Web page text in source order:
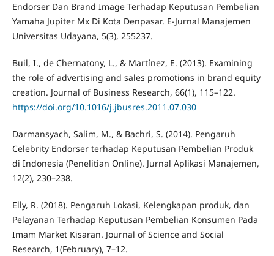
Endorser Dan Brand Image Terhadap Keputusan Pembelian
Yamaha Jupiter Mx Di Kota Denpasar. E-Jurnal Manajemen
Universitas Udayana, 5(3), 255237.
Buil, I., de Chernatony, L., & Martínez, E. (2013). Examining
the role of advertising and sales promotions in brand equity
creation. Journal of Business Research, 66(1), 115–122.
https://doi.org/10.1016/j.jbusres.2011.07.030
Darmansyach, Salim, M., & Bachri, S. (2014). Pengaruh
Celebrity Endorser terhadap Keputusan Pembelian Produk
di Indonesia (Penelitian Online). Jurnal Aplikasi Manajemen,
12(2), 230–238.
Elly, R. (2018). Pengaruh Lokasi, Kelengkapan produk, dan
Pelayanan Terhadap Keputusan Pembelian Konsumen Pada
Imam Market Kisaran. Journal of Science and Social
Research, 1(February), 7–12.